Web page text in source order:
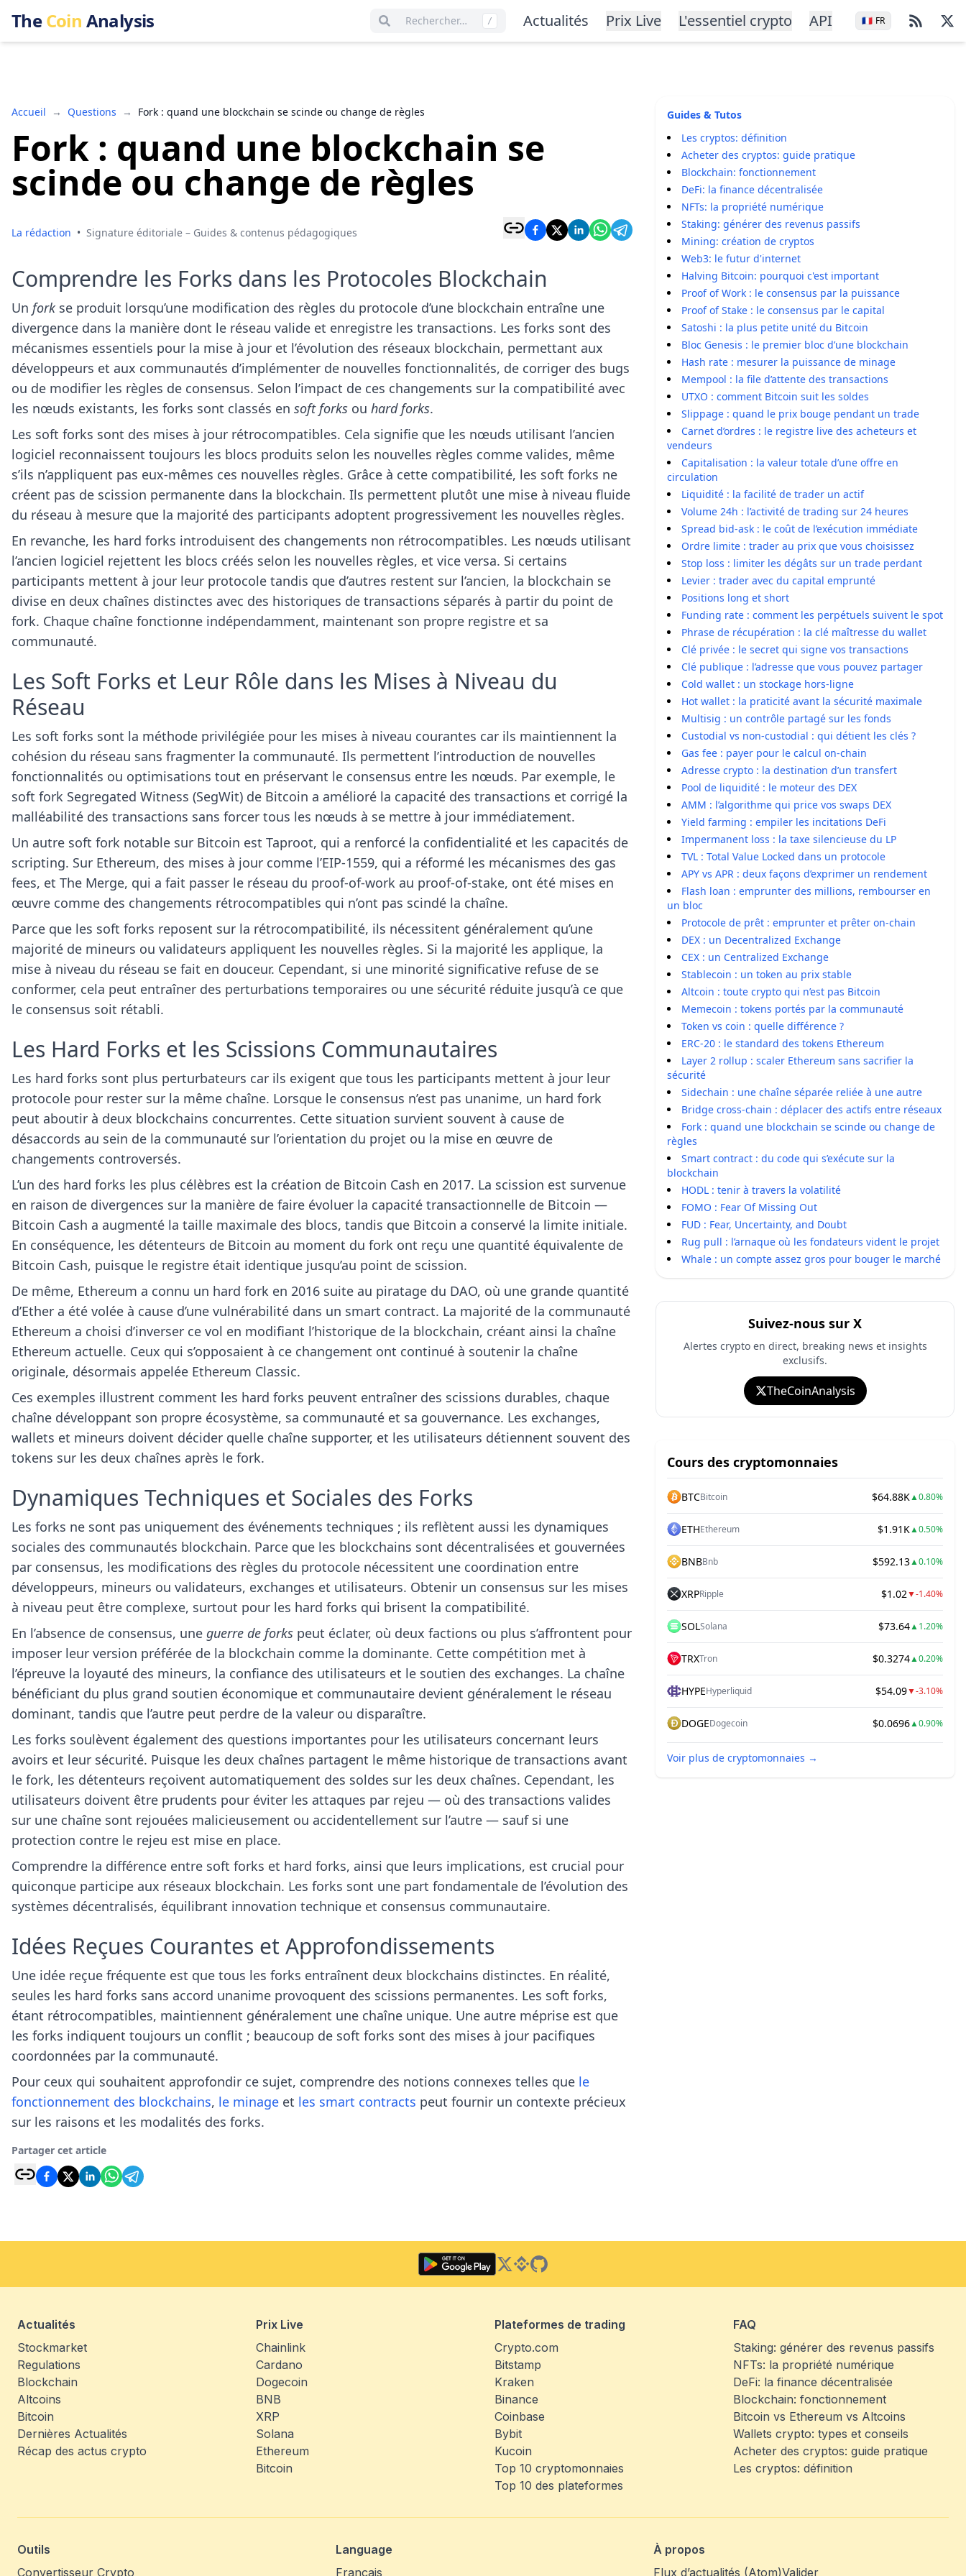
TheCoin Analysis Rechercher… / Actualités Prix Live L'essentiel crypto API 🇫🇷 FR
Accueil → Questions → Fork : quand une blockchain se scinde ou change de règles
Fork : quand une blockchain se
scinde ou change de règles
La rédaction • Signature éditoriale – Guides & contenus pédagogiques
Comprendre les Forks dans les Protocoles Blockchain
Un fork se produit lorsqu’une modification des règles du protocole d’une blockchain entraîne une
divergence dans la manière dont le réseau valide et enregistre les transactions. Les forks sont des
mécanismes essentiels pour la mise à jour et l’évolution des réseaux blockchain, permettant aux
développeurs et aux communautés d’implémenter de nouvelles fonctionnalités, de corriger des bugs
ou de modifier les règles de consensus. Selon l’impact de ces changements sur la compatibilité avec
les nœuds existants, les forks sont classés en soft forks ou hard forks.
Les soft forks sont des mises à jour rétrocompatibles. Cela signifie que les nœuds utilisant l’ancien
logiciel reconnaissent toujours les blocs produits selon les nouvelles règles comme valides, même
s’ils n’appliquent pas eux-mêmes ces nouvelles règles. Grâce à cette compatibilité, les soft forks ne
créent pas de scission permanente dans la blockchain. Ils permettent plutôt une mise à niveau fluide
du réseau à mesure que la majorité des participants adoptent progressivement les nouvelles règles.
En revanche, les hard forks introduisent des changements non rétrocompatibles. Les nœuds utilisant
l’ancien logiciel rejettent les blocs créés selon les nouvelles règles, et vice versa. Si certains
participants mettent à jour leur protocole tandis que d’autres restent sur l’ancien, la blockchain se
divise en deux chaînes distinctes avec des historiques de transactions séparés à partir du point de
fork. Chaque chaîne fonctionne indépendamment, maintenant son propre registre et sa
communauté.
Les Soft Forks et Leur Rôle dans les Mises à Niveau du
Réseau
Les soft forks sont la méthode privilégiée pour les mises à niveau courantes car ils maintiennent la
cohésion du réseau sans fragmenter la communauté. Ils permettent l’introduction de nouvelles
fonctionnalités ou optimisations tout en préservant le consensus entre les nœuds. Par exemple, le
soft fork Segregated Witness (SegWit) de Bitcoin a amélioré la capacité des transactions et corrigé la
malléabilité des transactions sans forcer tous les nœuds à se mettre à jour immédiatement.
Un autre soft fork notable sur Bitcoin est Taproot, qui a renforcé la confidentialité et les capacités de
scripting. Sur Ethereum, des mises à jour comme l’EIP-1559, qui a réformé les mécanismes des gas
fees, et The Merge, qui a fait passer le réseau du proof-of-work au proof-of-stake, ont été mises en
œuvre comme des changements rétrocompatibles qui n’ont pas scindé la chaîne.
Parce que les soft forks reposent sur la rétrocompatibilité, ils nécessitent généralement qu’une
majorité de mineurs ou validateurs appliquent les nouvelles règles. Si la majorité les applique, la
mise à niveau du réseau se fait en douceur. Cependant, si une minorité significative refuse de se
conformer, cela peut entraîner des perturbations temporaires ou une sécurité réduite jusqu’à ce que
le consensus soit rétabli.
Les Hard Forks et les Scissions Communautaires
Les hard forks sont plus perturbateurs car ils exigent que tous les participants mettent à jour leur
protocole pour rester sur la même chaîne. Lorsque le consensus n’est pas unanime, un hard fork
peut aboutir à deux blockchains concurrentes. Cette situation survient souvent à cause de
désaccords au sein de la communauté sur l’orientation du projet ou la mise en œuvre de
changements controversés.
L’un des hard forks les plus célèbres est la création de Bitcoin Cash en 2017. La scission est survenue
en raison de divergences sur la manière de faire évoluer la capacité transactionnelle de Bitcoin —
Bitcoin Cash a augmenté la taille maximale des blocs, tandis que Bitcoin a conservé la limite initiale.
En conséquence, les détenteurs de Bitcoin au moment du fork ont reçu une quantité équivalente de
Bitcoin Cash, puisque le registre était identique jusqu’au point de scission.
De même, Ethereum a connu un hard fork en 2016 suite au piratage du DAO, où une grande quantité
d’Ether a été volée à cause d’une vulnérabilité dans un smart contract. La majorité de la communauté
Ethereum a choisi d’inverser ce vol en modifiant l’historique de la blockchain, créant ainsi la chaîne
Ethereum actuelle. Ceux qui s’opposaient à ce changement ont continué à soutenir la chaîne
originale, désormais appelée Ethereum Classic.
Ces exemples illustrent comment les hard forks peuvent entraîner des scissions durables, chaque
chaîne développant son propre écosystème, sa communauté et sa gouvernance. Les exchanges,
wallets et mineurs doivent décider quelle chaîne supporter, et les utilisateurs détiennent souvent des
tokens sur les deux chaînes après le fork.
Dynamiques Techniques et Sociales des Forks
Les forks ne sont pas uniquement des événements techniques ; ils reflètent aussi les dynamiques
sociales des communautés blockchain. Parce que les blockchains sont décentralisées et gouvernées
par consensus, les modifications des règles du protocole nécessitent une coordination entre
développeurs, mineurs ou validateurs, exchanges et utilisateurs. Obtenir un consensus sur les mises
à niveau peut être complexe, surtout pour les hard forks qui brisent la compatibilité.
En l’absence de consensus, une guerre de forks peut éclater, où deux factions ou plus s’affrontent pour
imposer leur version préférée de la blockchain comme la dominante. Cette compétition met à
l’épreuve la loyauté des mineurs, la confiance des utilisateurs et le soutien des exchanges. La chaîne
bénéficiant du plus grand soutien économique et communautaire devient généralement le réseau
dominant, tandis que l’autre peut perdre de la valeur ou disparaître.
Les forks soulèvent également des questions importantes pour les utilisateurs concernant leurs
avoirs et leur sécurité. Puisque les deux chaînes partagent le même historique de transactions avant
le fork, les détenteurs reçoivent automatiquement des soldes sur les deux chaînes. Cependant, les
utilisateurs doivent être prudents pour éviter les attaques par rejeu — où des transactions valides
sur une chaîne sont rejouées malicieusement ou accidentellement sur l’autre — sauf si une
protection contre le rejeu est mise en place.
Comprendre la différence entre soft forks et hard forks, ainsi que leurs implications, est crucial pour
quiconque participe aux réseaux blockchain. Les forks sont une part fondamentale de l’évolution des
systèmes décentralisés, équilibrant innovation technique et consensus communautaire.
Idées Reçues Courantes et Approfondissements
Une idée reçue fréquente est que tous les forks entraînent deux blockchains distinctes. En réalité,
seules les hard forks sans accord unanime provoquent des scissions permanentes. Les soft forks,
étant rétrocompatibles, maintiennent généralement une chaîne unique. Une autre méprise est que
les forks indiquent toujours un conflit ; beaucoup de soft forks sont des mises à jour pacifiques
coordonnées par la communauté.
Pour ceux qui souhaitent approfondir ce sujet, comprendre des notions connexes telles que le
fonctionnement des blockchains, le minage et les smart contracts peut fournir un contexte précieux
sur les raisons et les modalités des forks.
Partager cet article
Guides & Tutos
Les cryptos: définition
Acheter des cryptos: guide pratique
Blockchain: fonctionnement
DeFi: la finance décentralisée
NFTs: la propriété numérique
Staking: générer des revenus passifs
Mining: création de cryptos
Web3: le futur d'internet
Halving Bitcoin: pourquoi c'est important
Proof of Work : le consensus par la puissance
Proof of Stake : le consensus par le capital
Satoshi : la plus petite unité du Bitcoin
Bloc Genesis : le premier bloc d’une blockchain
Hash rate : mesurer la puissance de minage
Mempool : la file d’attente des transactions
UTXO : comment Bitcoin suit les soldes
Slippage : quand le prix bouge pendant un trade
Carnet d’ordres : le registre live des acheteurs et
vendeurs
Capitalisation : la valeur totale d’une offre en
circulation
Liquidité : la facilité de trader un actif
Volume 24h : l’activité de trading sur 24 heures
Spread bid-ask : le coût de l’exécution immédiate
Ordre limite : trader au prix que vous choisissez
Stop loss : limiter les dégâts sur un trade perdant
Levier : trader avec du capital emprunté
Positions long et short
Funding rate : comment les perpétuels suivent le spot
Phrase de récupération : la clé maîtresse du wallet
Clé privée : le secret qui signe vos transactions
Clé publique : l’adresse que vous pouvez partager
Cold wallet : un stockage hors-ligne
Hot wallet : la praticité avant la sécurité maximale
Multisig : un contrôle partagé sur les fonds
Custodial vs non-custodial : qui détient les clés ?
Gas fee : payer pour le calcul on-chain
Adresse crypto : la destination d’un transfert
Pool de liquidité : le moteur des DEX
AMM : l’algorithme qui price vos swaps DEX
Yield farming : empiler les incitations DeFi
Impermanent loss : la taxe silencieuse du LP
TVL : Total Value Locked dans un protocole
APY vs APR : deux façons d’exprimer un rendement
Flash loan : emprunter des millions, rembourser en
un bloc
Protocole de prêt : emprunter et prêter on-chain
DEX : un Decentralized Exchange
CEX : un Centralized Exchange
Stablecoin : un token au prix stable
Altcoin : toute crypto qui n’est pas Bitcoin
Memecoin : tokens portés par la communauté
Token vs coin : quelle différence ?
ERC-20 : le standard des tokens Ethereum
Layer 2 rollup : scaler Ethereum sans sacrifier la
sécurité
Sidechain : une chaîne séparée reliée à une autre
Bridge cross-chain : déplacer des actifs entre réseaux
Fork : quand une blockchain se scinde ou change de
règles
Smart contract : du code qui s’exécute sur la
blockchain
HODL : tenir à travers la volatilité
FOMO : Fear Of Missing Out
FUD : Fear, Uncertainty, and Doubt
Rug pull : l’arnaque où les fondateurs vident le projet
Whale : un compte assez gros pour bouger le marché
Suivez-nous sur X
Alertes crypto en direct, breaking news et insights
exclusifs.
TheCoinAnalysis
Cours des cryptomonnaies
BTCBitcoin $64.88K▲0.80%
ETHEthereum $1.91K▲0.50%
BNBBnb $592.13▲0.10%
XRPRipple $1.02▼-1.40%
SOLSolana $73.64▲1.20%
TRXTron $0.3274▲0.20%
HYPEHyperliquid $54.09▼-3.10%
DOGEDogecoin $0.0696▲0.90%
Voir plus de cryptomonnaies →
Twitter
Binance Square
GitHub
Actualités
Stockmarket
Regulations
Blockchain
Altcoins
Bitcoin
Dernières Actualités
Récap des actus crypto
Prix Live
Chainlink
Cardano
Dogecoin
BNB
XRP
Solana
Ethereum
Bitcoin
Plateformes de trading
Crypto.com
Bitstamp
Kraken
Binance
Coinbase
Bybit
Kucoin
Top 10 cryptomonnaies
Top 10 des plateformes
FAQ
Staking: générer des revenus passifs
NFTs: la propriété numérique
DeFi: la finance décentralisée
Blockchain: fonctionnement
Bitcoin vs Ethereum vs Altcoins
Wallets crypto: types et conseils
Acheter des cryptos: guide pratique
Les cryptos: définition
Outils
Convertisseur Crypto
Language
Français
À propos
Flux d’actualités (Atom)Valider